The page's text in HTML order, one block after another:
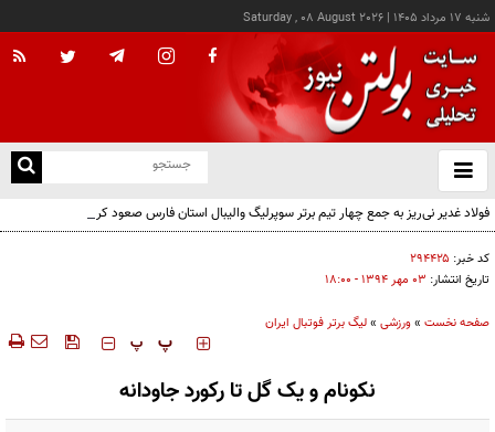
شنبه ۱۷ مرداد ۱۴۰۵ |
Saturday , 08 August 2026
باز
و
فولاد غدیر نی‌ریز به جمع چهار تیم برتر سوپرلیگ والیبال استان فارس صعود کرد
کد خبر: ۲۹۴۴۲۵
تاریخ انتشار: ۰۳ مهر ۱۳۹۴ - ۱۸:۰۰
صفحه نخست »ورزشی »لیگ برتر فوتبال ایران
‍‍‍ پ پ
نکونام و یک گل تا رکورد جاودانه